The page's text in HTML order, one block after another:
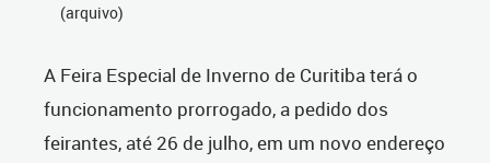
(arquivo)
A Feira Especial de Inverno de Curitiba terá o
funcionamento prorrogado, a pedido dos
feirantes, até 26 de julho, em um novo endereço